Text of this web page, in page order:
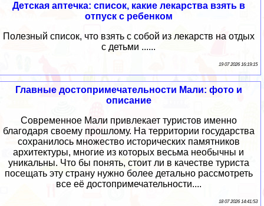
Детская аптечка: список, какие лекарства взять в
отпуск с ребенком
Полезный список, что взять с собой из лекарств на отдых
с детьми ......
19 07 2026 16:19:15
Главные достопримечательности Мали: фото и
описание
Современное Мали привлекает туристов именно
благодаря своему прошлому. На территории государства
сохранилось множество исторических памятников
архитектуры, многие из которых весьма необычны и
уникальны. Что бы понять, стоит ли в качестве туриста
посещать эту страну нужно более детально рассмотреть
все её достопримечательности....
18 07 2026 14:41:53